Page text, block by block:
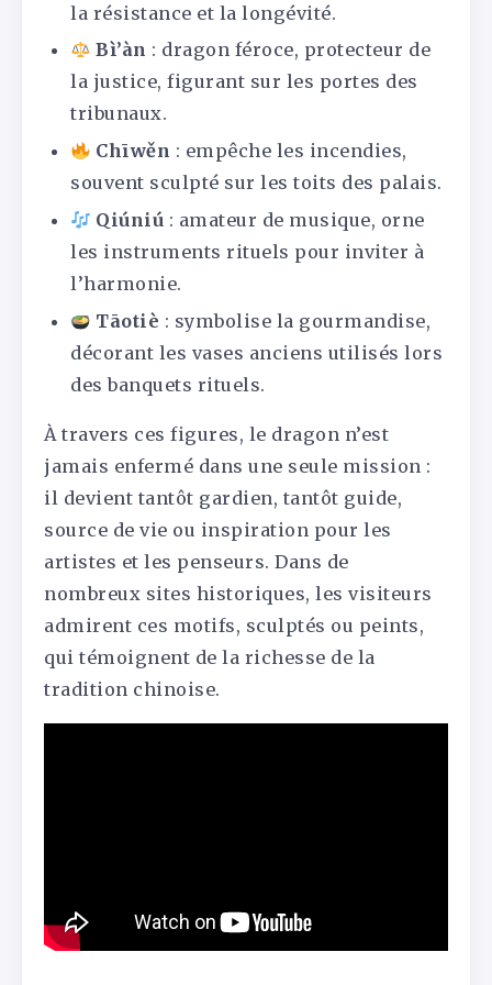
la résistance et la longévité.
Bì’àn : dragon féroce, protecteur de
la justice, figurant sur les portes des
tribunaux.
Chīwěn : empêche les incendies,
souvent sculpté sur les toits des palais.
Qiúniú : amateur de musique, orne
les instruments rituels pour inviter à
l’harmonie.
Tāotiè : symbolise la gourmandise,
décorant les vases anciens utilisés lors
des banquets rituels.
À travers ces figures, le dragon n’est
jamais enfermé dans une seule mission :
il devient tantôt gardien, tantôt guide,
source de vie ou inspiration pour les
artistes et les penseurs. Dans de
nombreux sites historiques, les visiteurs
admirent ces motifs, sculptés ou peints,
qui témoignent de la richesse de la
tradition chinoise.